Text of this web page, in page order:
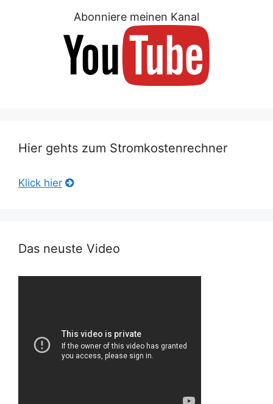
Abonniere meinen Kanal
Hier gehts zum Stromkostenrechner
Klick hier
Das neuste Video